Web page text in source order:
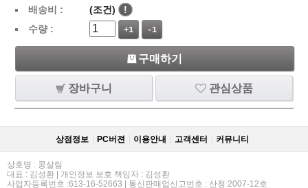
배송비 : (조건)
!
수량 :
+1 -1
구매하기
장바구니 관심상품
상점정보 PC버젼 이용안내 고객센터 커뮤니티
상호명 : 콩살림
대표 : 김성환 | 개인정보 보호 책임자 : 김성환
사업자등록번호 :613-16-52663 | 통신판매업신고번호 : 산청 2007-12호